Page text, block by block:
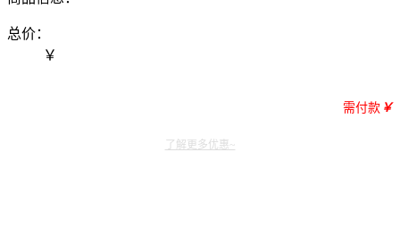
总价：
￥
需付款 ￥
了解更多优惠~